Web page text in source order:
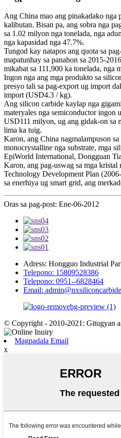
Ang China mao ang pinakadako nga
kalibutan. Bisan pa, ang sobra nga
sa 1.02 milyon nga tonelada, nga
nga kapasidad nga 47.7%.
Tungod kay natapos ang quota sa
mapatunhay sa panahon sa 2015-
mikabat sa 111,900 ka tonelada, nga
Ingon nga ang mga produkto sa
presyo tali sa pag-export ug import
import (USD4.3 / kg).
Ang silicon carbide kaylap nga
materyales nga semiconductor ingon
USD111 milyon, ug ang gidak-on sa
lima ka tuig.
Karon, ang China nagmalampuson
monocrystalline nga substrate, mga
EpiWorld International, Dongguan
Karon, ang pag-uswag sa mga
Technology Development Plan
sa enerhiya ug smart grid, ang
Oras sa pag-post: Ene-06-2012
Adress: Hongguo Industrial
Telepono: 15809528386
Telepono: 0951--6828464
Email:
© Copyright - 2010-2021: Gitugyan
Magpadala Email
x